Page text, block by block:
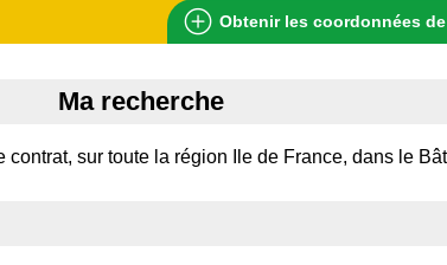
Obtenir les coordonnées
Ma recherche
contrat, sur toute la région Ile de France, dans le